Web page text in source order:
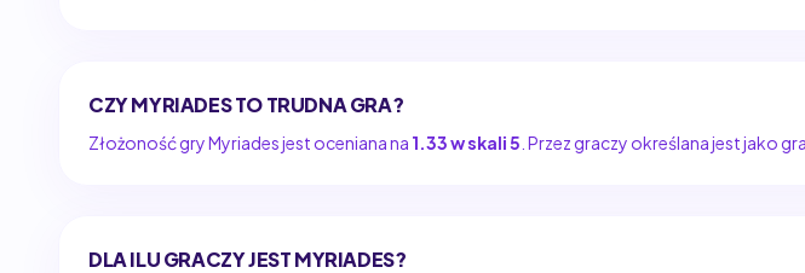
CZY MYRIADES TO TRUDNA GRA?
Złożoność gry Myriades jest oceniana na 1.33 w skali 5 . Przez graczy określana jest jako
DLA ILU GRACZY JEST MYRIADES?